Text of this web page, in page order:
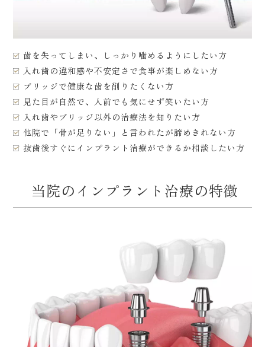
歯を失ってしまい、しっかり噛めるようにしたい方
入れ歯の違和感や不安定さで食事が楽しめない方
ブリッジで健康な歯を削りたくない方
見た目が自然で、人前でも気にせず笑いたい方
入れ歯やブリッジ以外の治療法を知りたい方
他院で「骨が足りない」と言われたが諦めきれない方
抜歯後すぐにインプラント治療ができるか相談したい方
当院のインプラント治療の特徴